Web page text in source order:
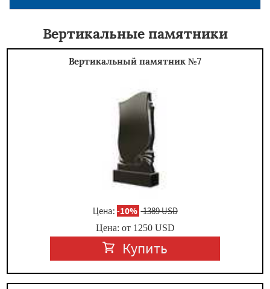
Вертикальные памятники
Вертикальный памятник №7
Цена: -10% 1389 USD
Цена: от 1250USD
Купить